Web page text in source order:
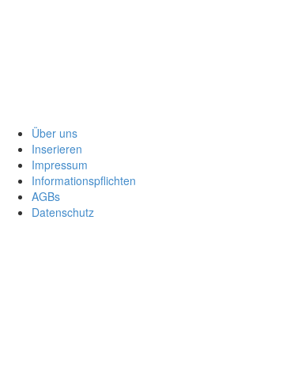
Über uns
Inserieren
Impressum
Informationspflichten
AGBs
Datenschutz